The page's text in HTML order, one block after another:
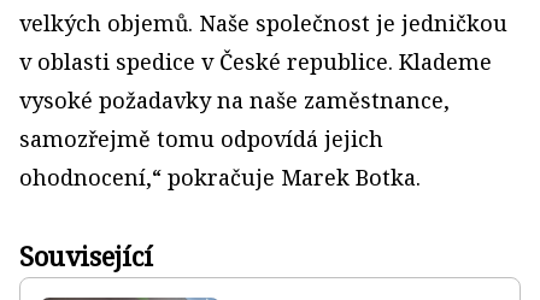
velkých objemů. Naše společnost je jedničkou
v oblasti spedice v České republice. Klademe
vysoké požadavky na naše zaměstnance,
samozřejmě tomu odpovídá jejich
ohodnocení,“ pokračuje Marek Botka.
Související